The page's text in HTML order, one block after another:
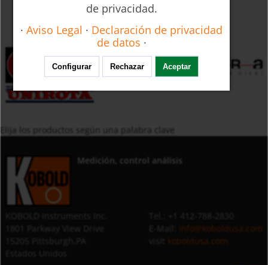
Elija los productos según una palabra clave
Medición, control análisis
info@koboldusa.com
koboldusa.com
de privacidad.
·Aviso Legal · Declaración de privacidad
de datos ·
Configurar Rechazar Aceptar